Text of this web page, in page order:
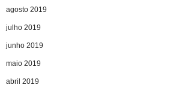
agosto 2019
julho 2019
junho 2019
maio 2019
abril 2019